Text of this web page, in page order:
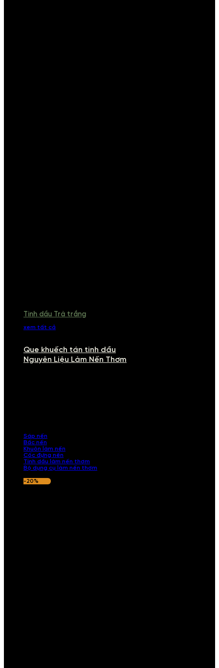
Tinh dầu Trà trắng
xem tất cả
Que khuếch tán tinh dầu
Nguyên Liệu Làm Nến Thơm
Sáp nến
Bấc nến
Khuôn làm nến
Cốc đựng nến
Tinh dầu làm nến thơm
Bộ dụng cụ làm nến thơm
-20%